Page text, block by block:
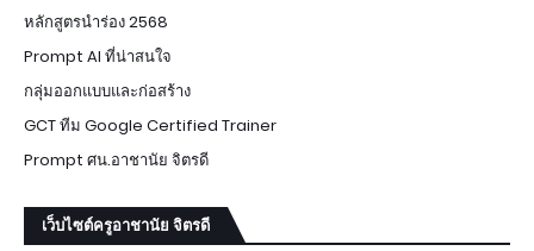
หลักสูตรนำร่อง 2568
Prompt AI ที่น่าสนใจ
กลุ่มออกแบบและก่อสร้าง
GCT ทีม Google Certified Trainer
Prompt ศน.อาชานัย จิตรดี
เว็บไซต์ครูอาชานัย จิตรดี